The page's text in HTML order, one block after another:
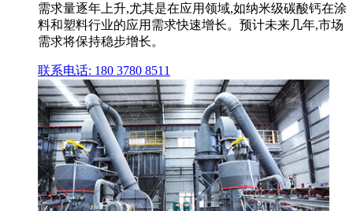
需求量逐年上升,尤其是在应用领域,如纳米级碳酸钙在涂
料和塑料行业的应用需求快速增长。预计未来几年,市场
需求将保持稳步增长。
联系电话: 180 3780 8511